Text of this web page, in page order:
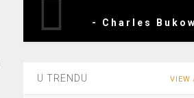
- Charles
U TRENDU VIEW